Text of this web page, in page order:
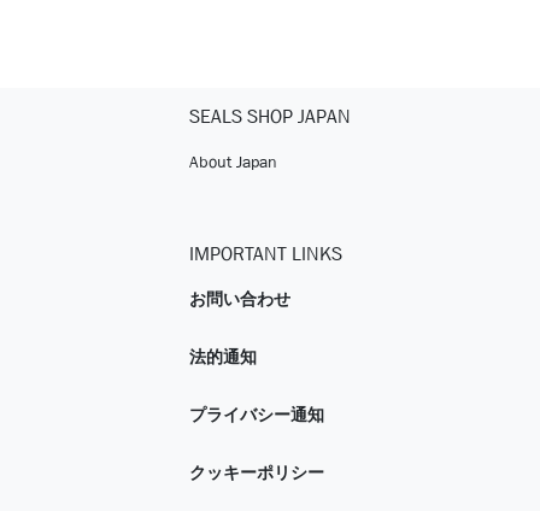
SEALS SHOP JAPAN
About Japan
IMPORTANT LINKS
お問い合わせ
法的通知
プライバシー通知
クッキーポリシー